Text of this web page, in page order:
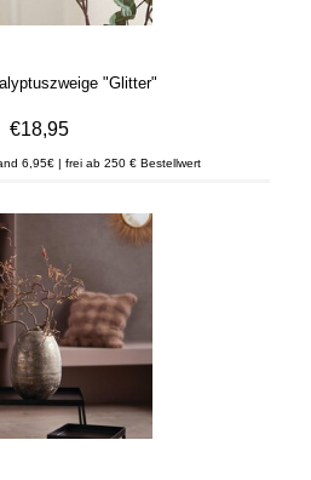
"Glitter"
€18,95
6,95€ | frei ab 250 € Bestellwert